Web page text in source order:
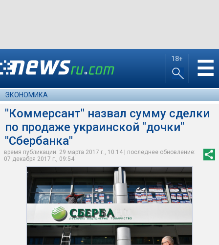
18+ ☰
ЭКОНОМИКА
"Коммерсант" назвал сумму сделки
по продаже украинской "дочки"
"Сбербанка"
время публикации: 29 марта 2017 г., 10:14 | последнее обновление:
07 декабря 2017 г., 09:54